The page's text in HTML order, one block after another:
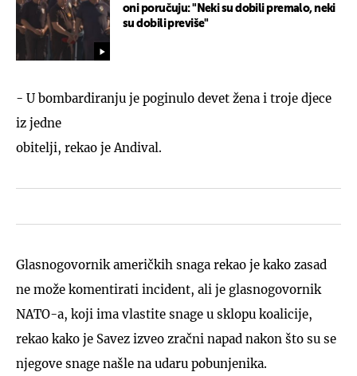
oni poručuju: "Neki su dobili premalo, neki
su dobili previše"
- U bombardiranju je poginulo devet žena i troje djece
iz jedne
obitelji, rekao je Andival.
Glasnogovornik američkih snaga rekao je kako zasad
ne može komentirati incident, ali je glasnogovornik
NATO-a, koji ima vlastite snage u sklopu koalicije,
rekao kako je Savez izveo zračni napad nakon što su se
njegove snage našle na udaru pobunjenika.